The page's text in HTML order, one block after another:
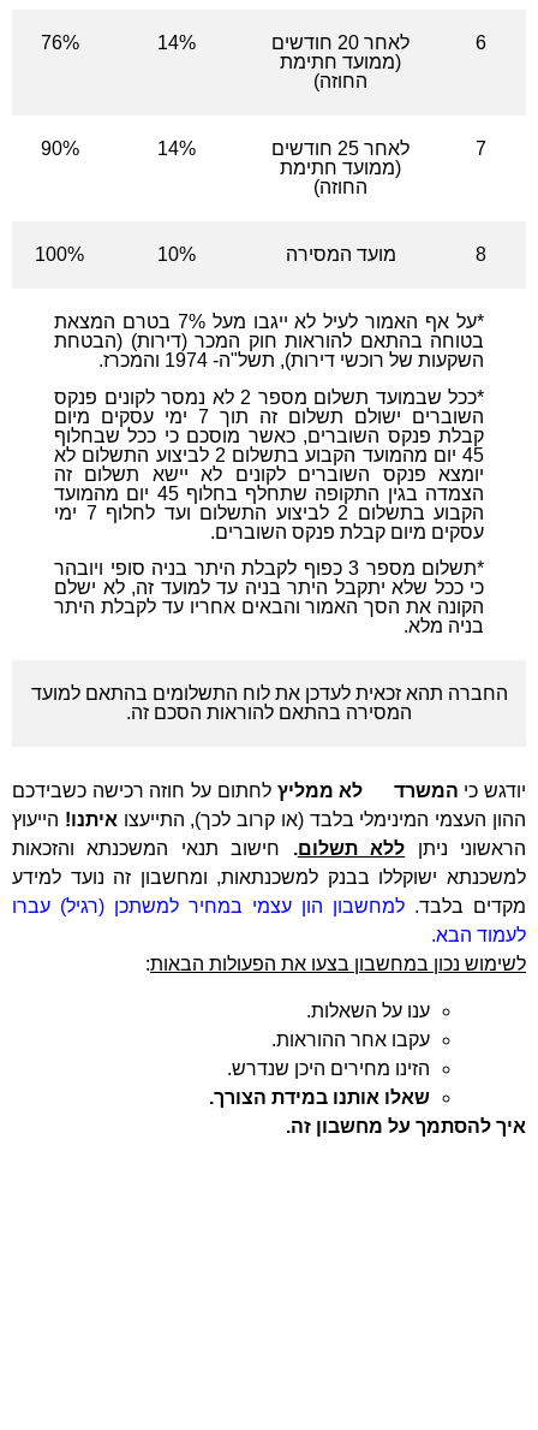
6
לאחר 20 חודשים
(ממועד חתימת
החוזה)
14%
76%
7
לאחר 25 חודשים
(ממועד חתימת
החוזה)
14%
90%
8 מועד המסירה 10%
100%
*על אף האמור לעיל לא ייגבו מעל 7% בטרם המצאת
בטוחה בהתאם להוראות חוק המכר (דירות) (הבטחת
השקעות של רוכשי דירות), תשל"ה- 1974 והמכרז.
*ככל שבמועד תשלום מספר 2 לא נמסר לקונים פנקס
השוברים ישולם תשלום זה תוך 7 ימי עסקים מיום
קבלת פנקס השוברים, כאשר מוסכם כי ככל שבחלוף
45 יום מהמועד הקבוע בתשלום 2 לביצוע התשלום לא
יומצא פנקס השוברים לקונים לא יישא תשלום זה
הצמדה בגין התקופה שתחלף בחלוף 45 יום מהמועד
הקבוע בתשלום 2 לביצוע התשלום ועד לחלוף 7 ימי
עסקים מיום קבלת פנקס השוברים.
*תשלום מספר 3 כפוף לקבלת היתר בניה סופי ויובהר
כי ככל שלא יתקבל היתר בניה עד למועד זה, לא ישלם
הקונה את הסך האמור והבאים אחריו עד לקבלת היתר
בניה מלא.
החברה תהא זכאית לעדכן את לוח התשלומים בהתאם למועד
המסירה בהתאם להוראות הסכם זה.
יודגש כי המשרד לא ממליץ לחתום על חוזה רכישה כשבידכם
ההון העצמי המינימלי בלבד (או קרוב לכך), התייעצו איתנו! הייעוץ
הראשוני ניתן ללא תשלום. חישוב תנאי המשכנתא והזכאות
למשכנתא ישוקללו בבנק למשכנתאות, ומחשבון זה נועד למידע
מקדים בלבד. למחשבון הון עצמי במחיר למשתכן (רגיל) עברו
לעמוד הבא.
לשימוש נכון במחשבון בצעו את הפעולות הבאות:
ענו על השאלות.
עקבו אחר ההוראות.
הזינו מחירים היכן שנדרש.
שאלו אותנו במידת הצורך.
איך להסתמך על מחשבון זה.